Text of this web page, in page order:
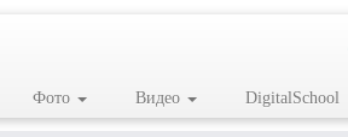
Фото Видео DigitalSchool